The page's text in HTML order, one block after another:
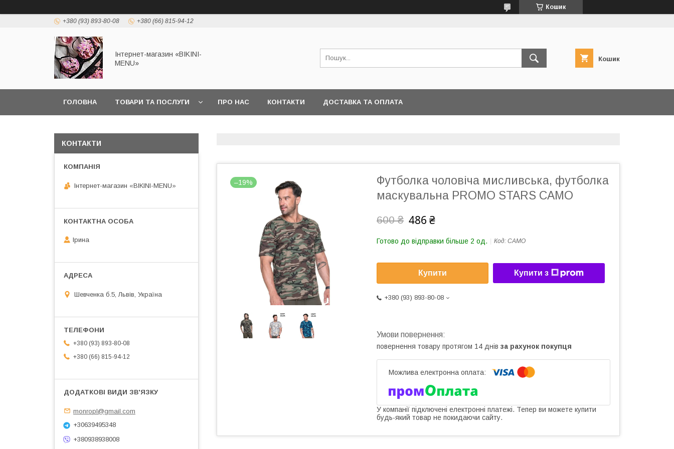
Кошик
+380 (93) 893-80-08 +380 (66) 815-94-12
Інтернет-магазин «BIKINI-
MENU»
Кошик
ГОЛОВНА ТОВАРИ ТА ПОСЛУГИ ПРО НАС КОНТАКТИ ДОСТАВКА ТА ОПЛАТА
–19%
Футболка чоловіча мисливська, футболка
маскувальна PROMO STARS CAMO
600 ₴ 486 ₴
Готово до відправки більше 2 од. Код: CAMO
Купити Купити з
+380 (93) 893-80-08
повернення товару протягом 14 днів за рахунок покупця
У компанії підключені електронні платежі. Тепер ви можете купити
будь-який товар не покидаючи сайту.
КОНТАКТИ
Інтернет-магазин «BIKINI-MENU»
Ірина
Шевченка б.5, Львів, Україна
+380 (93) 893-80-08
+380 (66) 815-94-12
monropl@gmail.com
+30639495348
+380938938008